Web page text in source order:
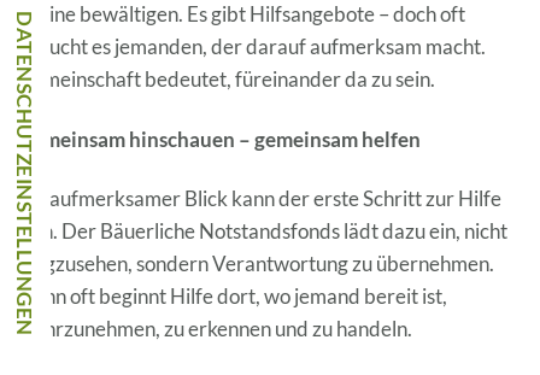
alleine bewältigen. Es gibt Hilfsangebote – doch oft
braucht es jemanden, der darauf aufmerksam macht.
Gemeinschaft bedeutet, füreinander da zu sein.
Gemeinsam hinschauen – gemeinsam helfen
Ein aufmerksamer Blick kann der erste Schritt zur Hilfe
sein. Der Bäuerliche Notstandsfonds lädt dazu ein, nicht
wegzusehen, sondern Verantwortung zu übernehmen.
Denn oft beginnt Hilfe dort, wo jemand bereit ist,
wahrzunehmen, zu erkennen und zu handeln.